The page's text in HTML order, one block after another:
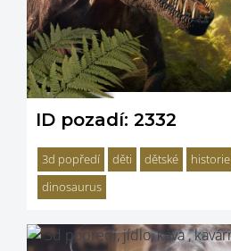
ID pozadí: 2332
3d popředí děti dětské historie
dinosaurus